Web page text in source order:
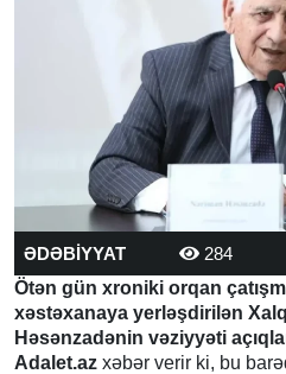
ƏDƏBİYYAT 284
Ötən gün xroniki orqan
xəstəxanaya yerləşdirilən
Həsənzadənin vəziyyəti
Adalet.az xəbər verir ki, bu